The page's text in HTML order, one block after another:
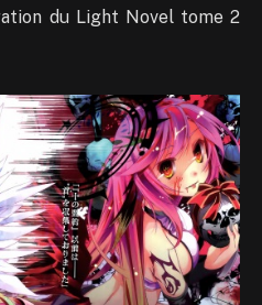
du Light Novel tome 2